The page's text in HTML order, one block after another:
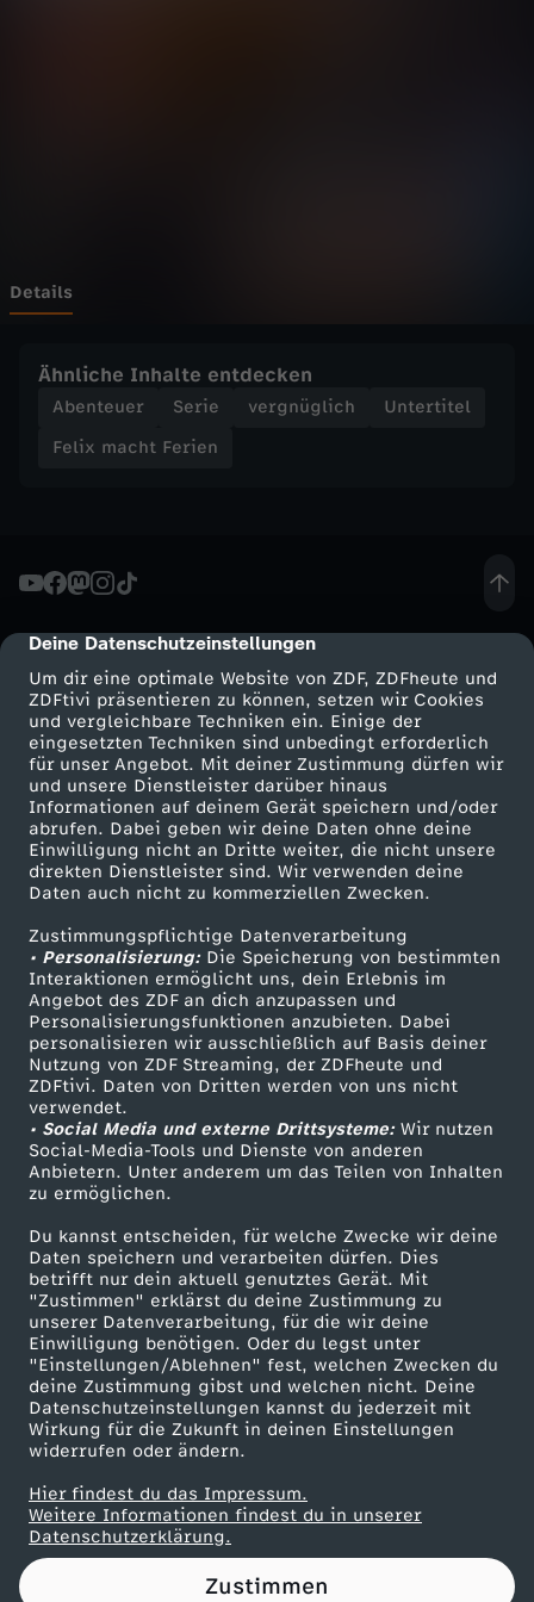
cmp-dialog-description
Deine Datenschutzeinstellungen
Um dir eine optimale Website von ZDF, ZDFheute und
ZDFtivi präsentieren zu können, setzen wir Cookies
und vergleichbare Techniken ein. Einige der
eingesetzten Techniken sind unbedingt erforderlich
für unser Angebot. Mit deiner Zustimmung dürfen wir
und unsere Dienstleister darüber hinaus
Informationen auf deinem Gerät speichern und/oder
abrufen. Dabei geben wir deine Daten ohne deine
Einwilligung nicht an Dritte weiter, die nicht unsere
direkten Dienstleister sind. Wir verwenden deine
Daten auch nicht zu kommerziellen Zwecken.
Zustimmungspflichtige Datenverarbeitung
• Personalisierung:Die Speicherung von bestimmten
Interaktionen ermöglicht uns, dein Erlebnis im
Angebot des ZDF an dich anzupassen und
Personalisierungsfunktionen anzubieten. Dabei
personalisieren wir ausschließlich auf Basis deiner
Nutzung von ZDF Streaming, der ZDFheute und
ZDFtivi. Daten von Dritten werden von uns nicht
verwendet.
• Social Media und externe Drittsysteme:Wir nutzen
Social-Media-Tools und Dienste von anderen
Anbietern. Unter anderem um das Teilen von Inhalten
zu ermöglichen.
Du kannst entscheiden, für welche Zwecke wir deine
Daten speichern und verarbeiten dürfen. Dies
betrifft nur dein aktuell genutztes Gerät. Mit
"Zustimmen" erklärst du deine Zustimmung zu
unserer Datenverarbeitung, für die wir deine
Einwilligung benötigen. Oder du legst unter
"Einstellungen/Ablehnen" fest, welchen Zwecken du
deine Zustimmung gibst und welchen nicht. Deine
Datenschutzeinstellungen kannst du jederzeit mit
Wirkung für die Zukunft in deinen Einstellungen
widerrufen oder ändern.
Hier findest du das Impressum.
Weitere Informationen findest du in unserer
Datenschutzerklärung.
Zustimmen
r
e
1
.
A
n
g
e
l
a
u
s
f
l
u
g
Details
Ähnliche Inhalte entdecken
Abenteuer Serie vergnüglich
Untertitel
Felix macht Ferien
Mehr ZDF
ZDF-Apps
Smart TV
ZDFtext
Livestreams
Sendungen A-Z
TV-Programm
Service
ZDFmitreden
Kontakt zum ZDF
Tickets
Zuschauerservice
Hilfe
ZDF Unternehmen
Karriere
ZDF goes Schule
Werbefernsehen
Mainzelmännchen
Partner